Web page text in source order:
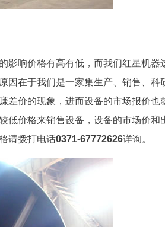
影响价格有高有低，而我们红星机器
因在于我们是一家集生产、销售、科
差价的现象，进而设备的市场报价也
低价格来销售设备，设备的市场价和
请拨打电话0371-67772626详询。